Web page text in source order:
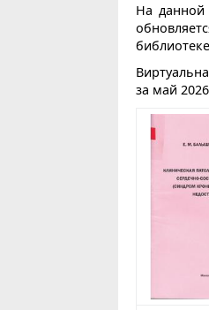
На данной
за май 2026